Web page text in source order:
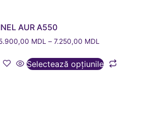
AUR A550
MDL – 7.250,00 MDL
Selectează opțiunile